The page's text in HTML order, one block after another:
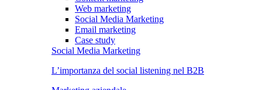
Web marketing
Social Media Marketing
Email marketing
Case study
Social Media Marketing
L’importanza del social listening nel B2B